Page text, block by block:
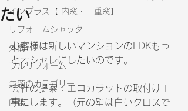
インプラス【 内窓・二重窓】
リフォームシャッター
外構
フルリフォーム
無題のカテゴリー
内装
たい
お客様は新しいマンションのLDKもっ
とオシャレにしたいのです。
会社の提案：エコカラットの取付け工
事にします。（元の壁は白いクロスで